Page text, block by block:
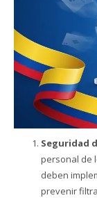
Seguridad
personal de
deben
prevenir